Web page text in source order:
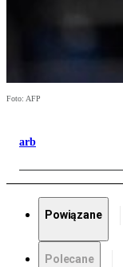
Foto: AFP
arb
Powiązane
Polecane